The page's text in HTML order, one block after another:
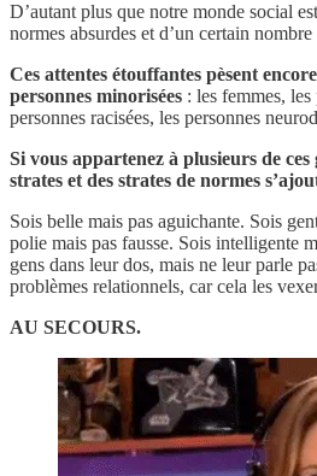
D’autant plus que notre monde social
normes absurdes et d’un certain
Ces attentes étouffantes pèsent
personnes minorisées : les femmes, les
personnes racisées, les personnes
Si vous appartenez à plusieurs de
strates et des strates de normes
Sois belle mais pas aguichante. Sois
polie mais pas fausse. Sois intelligente
gens dans leur dos, mais ne leur parle
problèmes relationnels, car cela les
AU SECOURS.